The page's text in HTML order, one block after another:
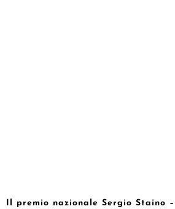
Il premio nazionale Sergio Staino